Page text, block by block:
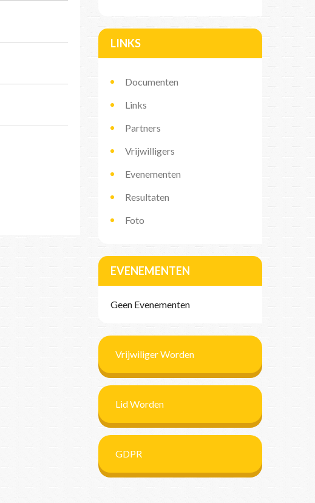
LINKS
Documenten
Links
Partners
Vrijwilligers
Evenementen
Resultaten
Foto
EVENEMENTEN
Geen Evenementen
Vrijwiliger Worden
Lid Worden
GDPR